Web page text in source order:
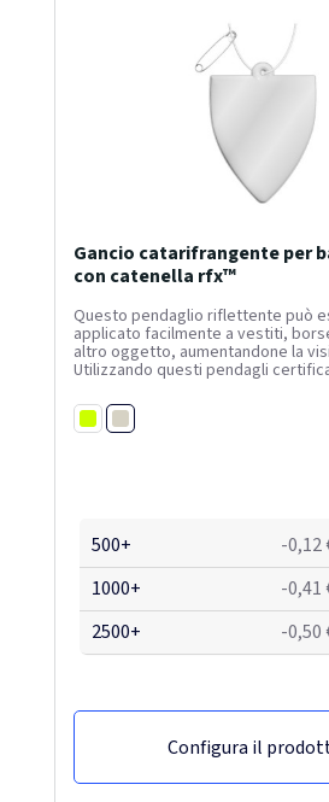
Gancio catarifrangente per
con catenella rfx™
Questo pendaglio riflettente può
applicato facilmente a vestiti,
altro oggetto, aumentandone la
Utilizzando questi pendagli
marchio. Sono forniti con un
un...
Giallo fluo
Bianco
500+ -0,12
1000+
-0,41
2500+
-0,50
Configura il